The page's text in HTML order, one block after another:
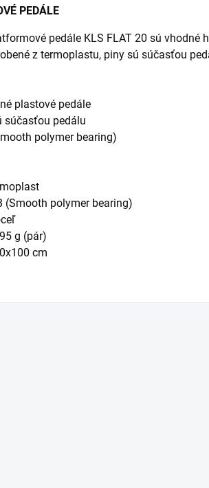
PEDÁLE
pedále KLS FLAT 20 sú vhodné
z termoplastu, piny sú súčasťou
plastové pedále
pedálu
polymer bearing)
(Smooth polymer bearing)
g (pár)
cm